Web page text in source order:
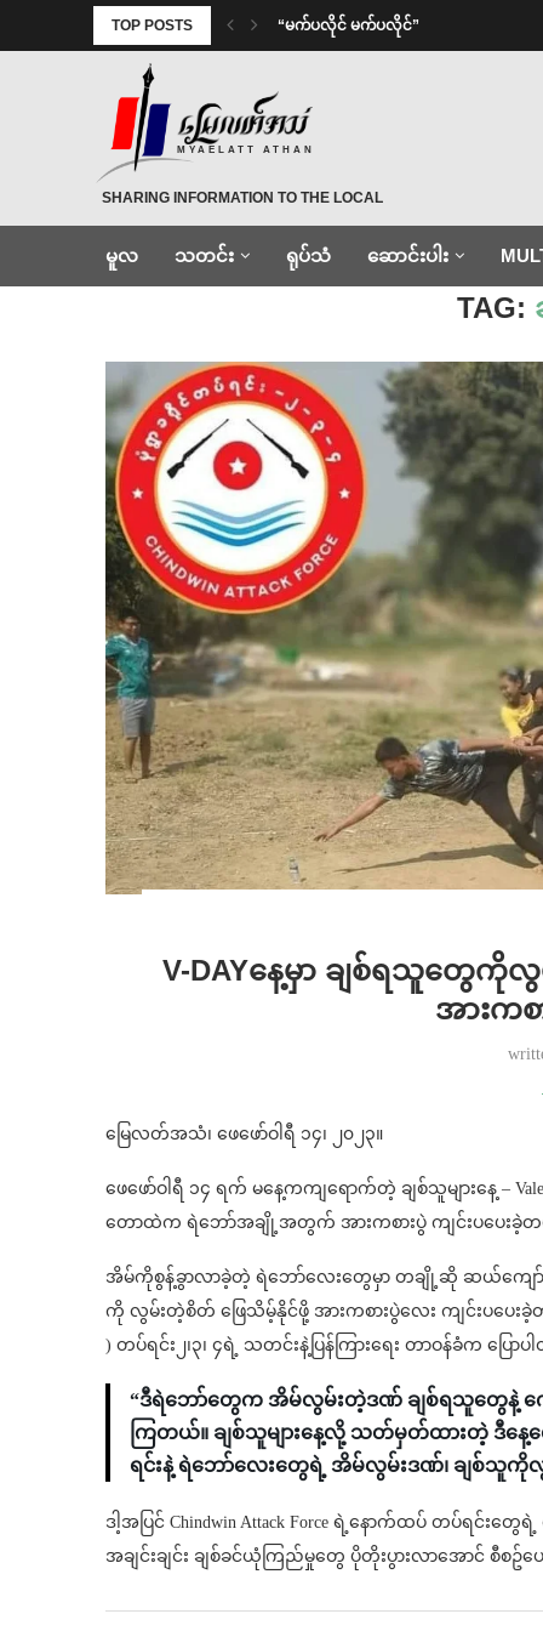
TOP POSTS ⁨ ⁨“မက်ပလိုင် မက်ပလိုင်”
MYAELATT ATHAN
SHARING INFORMATION TO THE LOCAL
မူလ သတင်း ရုပ်သံ ဆောင်းပါး
Home ချစ်သူများနေ့
TAG:
V-DAYနေ့မှာ ချစ်ရသူတွေ
အားကစ
မြေလတ်အသံ၊ ဖေဖော်ဝါရီ ၁၄၊ ၂၀၂၃။
ဖေဖော်ဝါရီ ၁၄ ရက် မနေ့ကကျရောက်တဲ့ ချစ်သူများနေ့ –
တောထဲက ရဲဘော်အချို့အတွက် အားကစားပွဲ ကျင်းပပေး
အိမ်ကိုစွန့်ခွာလာခဲ့တဲ့ ရဲဘော်လေးတွေမှာ တချို့ဆို ဆယ်ကျော်
ကို လွမ်းတဲ့စိတ် ဖြေသိမ့်နိုင်ဖို့ အားကစားပွဲလေး ကျင်းပပေးခဲ့
) တပ်ရင်း၂၊၃၊ ၄ရဲ့ သတင်းနဲ့ပြန်ကြားရေး တာဝန်ခံက ပြောပ
“ဒီရဲဘော်တွေက အိမ်လွမ်းတဲ့ဒဏ် ချစ်ရသူတွေနဲ့ ကွ
ကြတယ်။ ချစ်သူများနေ့လို့ သတ်မှတ်ထားတဲ့ ဒီန
ရင်းနဲ့ ရဲဘော်လေးတွေရဲ့ အိမ်လွမ်းဒဏ်၊ ချစ်သူ
ဒါ့အပြင် Chindwin Attack Force ရဲ့နောက်ထပ် တပ်ရင်း
အချင်းချင်း ချစ်ခင်ယုံကြည်မှုတွေ ပိုတိုးပွားလာအောင် စီစ